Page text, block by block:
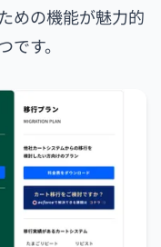
めの機能が魅力的
す。